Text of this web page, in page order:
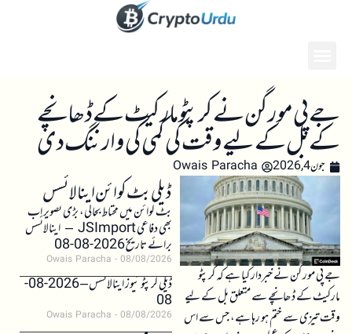
جے پی مورگن نے کرپٹو مارکیٹ کے ڈھانچے
کے بل کے لیے وقت کی کمی کی وارننگ دی
جون 4, 2026 Owais Paracha
جے پی مورگن نے خبردار کیا ہے کہ کرپٹو
مارکیٹ کے ڈھانچے سے متعلق بل کے لیے
وقت تیزی سے ختم ہو رہا ہے، جس سے اس
ڈیلی بٹ کوائن اینالائسس
بٹ کوائن میں محتاط بحالی، بڑی تصویر اب
بھی دفاعی JSImport – اینالائسس
برائے تاریخ 2026-08-08
Owais Paracha 08/08/2026
ڈیلی کرپٹو نیوز اینالائسس – 2026-08-
08
Owais Paracha 08/08/2026